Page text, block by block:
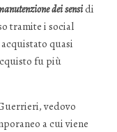
dei sensidi
tramite i social
quasi
fu più
vedovo
a cui viene